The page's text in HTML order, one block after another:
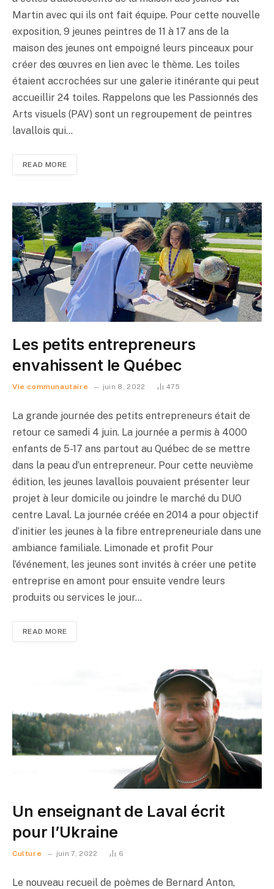
Martin avec qui ils ont fait équipe. Pour cette nouvelle
exposition, 9 jeunes peintres de 11 à 17 ans de la
maison des jeunes ont empoigné leurs pinceaux pour
créer des œuvres en lien avec le thème. Les toiles
étaient accrochées sur une galerie itinérante qui peut
accueillir 24 toiles. Rappelons que les Passionnés des
Arts visuels (PAV) sont un regroupement de peintres
lavallois qui…
READ MORE
Les petits entrepreneurs
envahissent le Québec
Vie communautaire juin 8, 2022 475
La grande journée des petits entrepreneurs était de
retour ce samedi 4 juin. La journée a permis à 4000
enfants de 5-17 ans partout au Québec de se mettre
dans la peau d’un entrepreneur. Pour cette neuvième
édition, les jeunes lavallois pouvaient présenter leur
projet à leur domicile ou joindre le marché du DUO
centre Laval. La journée créée en 2014 a pour objectif
d’initier les jeunes à la fibre entrepreneuriale dans une
ambiance familiale. Limonade et profit Pour
l’événement, les jeunes sont invités à créer une petite
entreprise en amont pour ensuite vendre leurs
produits ou services le jour…
READ MORE
Un enseignant de Laval écrit
pour l’Ukraine
Culture juin 7, 2022 6
Le nouveau recueil de poèmes de Bernard Anton,